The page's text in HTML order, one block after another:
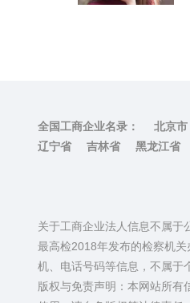
全国工商企业名录： 北京市
辽宁省
吉林省 黑龙江省
关于工商企业法人信息不属于
最高检2018年发布的检察机
机、电话号码等信息，不属于
版权与免责声明：本网站所有